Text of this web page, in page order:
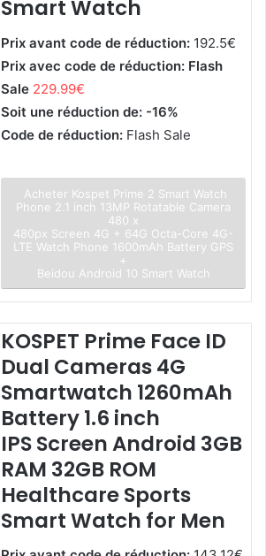
Smart Watch
Prix avant code de réduction: 192.5€
Prix avec code de réduction: Flash
Sale 229.99€
Soit une réduction de: -16%
Code de réduction: Flash Sale
Acheter Kospet Prime 2 Smart Watch
Phone 2.1 inch 13MP Rotatable Camera
480 x
480px Screen 4G + 64G Octa-Core 4G-
LTE Watch Phone 1600mAh Battery GPS
+
Beidou Android 10 Smart Watch
KOSPET Prime Face ID
Dual Cameras 4G
Smartwatch 1260mAh
Battery 1.6 inch
IPS Screen Android 3GB
RAM 32GB ROM
Healthcare Sports
Smart Watch for Men